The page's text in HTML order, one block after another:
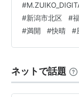
静かで、これま
ろが今日は様子
車場は満杯だわ
い。思わず笑っ
干拓地の水面、
た…
#
#新潟市北区 #
#満開 #快晴 #
ネットで話題